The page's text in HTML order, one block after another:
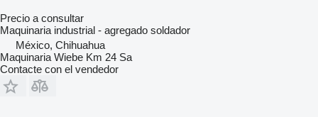
Precio a consultar
Maquinaria industrial - agregado soldador
México, Chihuahua
Maquinaria Wiebe Km 24 Sa
Contacte con el vendedor